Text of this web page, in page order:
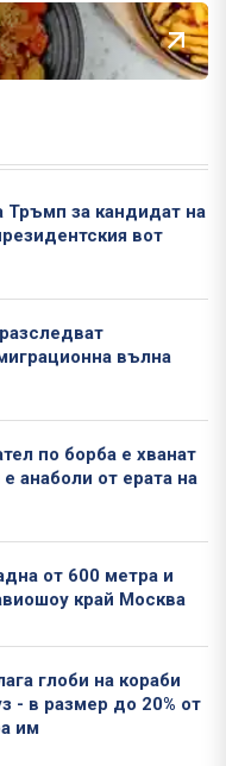
Тръмп за кандидат на
вот
вълна
по борба е хванат
анаболи от ерата на
от 600 метра и
край Москва
глоби на кораби
- в размер до 20% от
им